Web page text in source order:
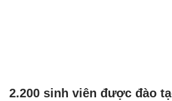
2.200 sinh viên được đào